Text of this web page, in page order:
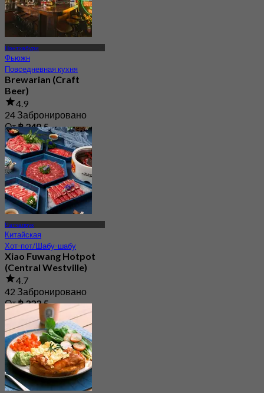
Нонтхабури
Фьюжн
Повседневная кухня
Brewarian (Craft
Beer)
4.9
24 Забронировано
От฿ 249.5
Ратчапрук
Китайская
Хот-пот/Шабу-шабу
Xiao Fuwang Hotpot
(Central Westville)
4.7
42 Забронировано
От฿ 322.5